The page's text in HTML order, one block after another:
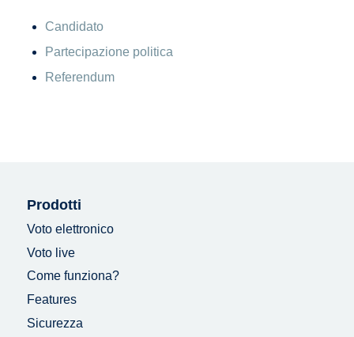
Candidato
Partecipazione politica
Referendum
Prodotti
Voto elettronico
Voto live
Come funziona?
Features
Sicurezza